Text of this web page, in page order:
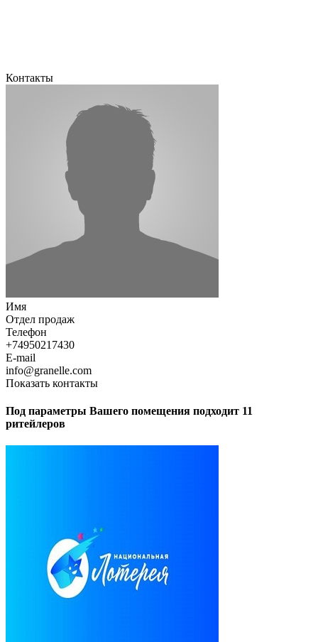
Контакты
Имя
Отдел продаж
Телефон
+74950217430
E-mail
info@granelle.com
Показать контакты
Под параметры Вашего помещения подходит 11
ритейлеров